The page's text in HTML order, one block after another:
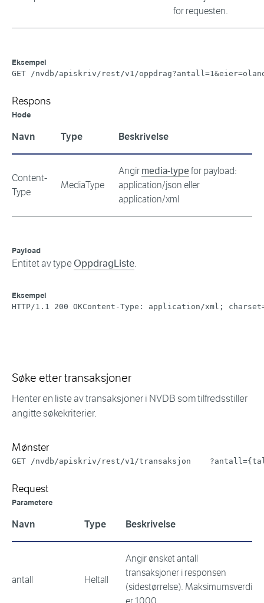
for requesten.
Eksempel
GET /nvdb/apiskriv/rest/v1/oppdrag?antall=1&eier=olanor
Respons
Hode
Navn Type Beskrivelse
Content-
Type
MediaType
Angir media-type for payload:
application/json eller
application/xml
Payload
Entitet av typeOppdragListe.
Eksempel
HTTP/1.1 200 OKContent-Type: application/xml;
Søke etter transaksjoner
Henter en liste av transaksjoner i NVDB som tilfredsstiller
angitte søkekriterier.
Mønster
GET /nvdb/apiskriv/rest/v1/transaksjon
Request
Parametere
Navn Type Beskrivelse
antall Heltall
Angir ønsket antall
transaksjoner i responsen
(sidestørrelse). Maksimumsverdi